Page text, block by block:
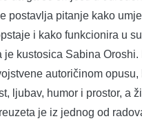
postavlja pitanje kako
i kako funkcionira u
je kustosica Sabina Oroshi.
autoričinom opusu,
ljubav, humor i prostor, a
je iz jednog od